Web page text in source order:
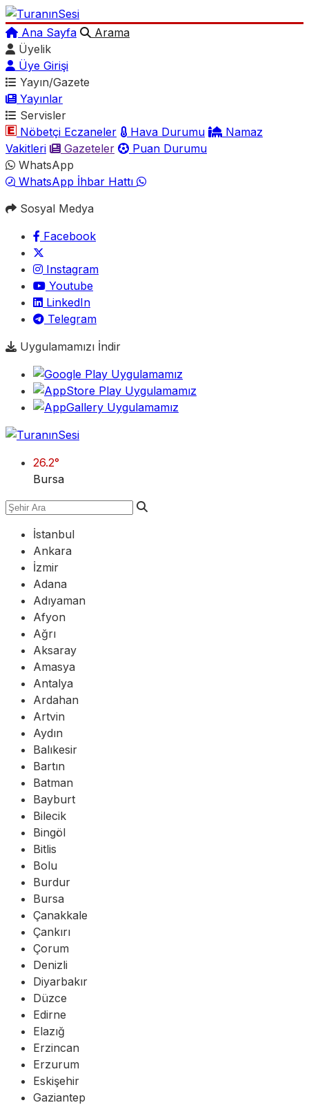
Ana Sayfa
Arama
Üyelik
Üye Girişi
Yayın/Gazete
Yayınlar
Servisler
Nöbetçi Eczaneler
Hava Durumu
Namaz
Vakitleri
Gazeteler
Puan Durumu
WhatsApp
WhatsApp İhbar Hattı
Sosyal Medya
Facebook
Instagram
Youtube
LinkedIn
Telegram
Uygulamamızı İndir
26.2°
Bursa
İstanbul
Ankara
İzmir
Adana
Adıyaman
Afyon
Ağrı
Aksaray
Amasya
Antalya
Ardahan
Artvin
Aydın
Balıkesir
Bartın
Batman
Bayburt
Bilecik
Bingöl
Bitlis
Bolu
Burdur
Bursa
Çanakkale
Çankırı
Çorum
Denizli
Diyarbakır
Düzce
Edirne
Elazığ
Erzincan
Erzurum
Eskişehir
Gaziantep